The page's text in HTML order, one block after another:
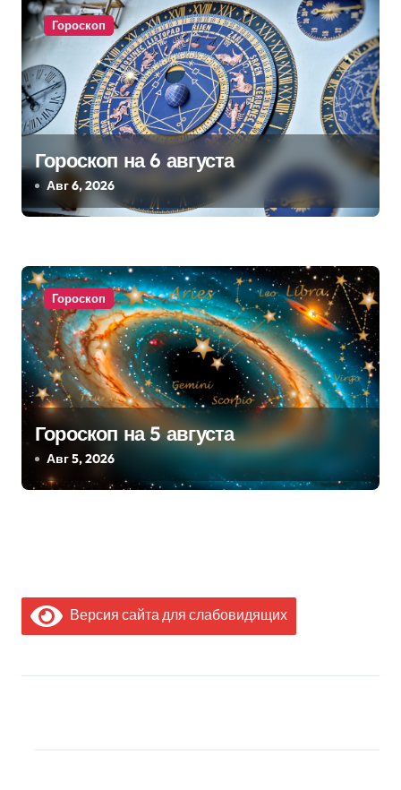
п
и
с
я
м
Гороскоп
Гороскоп на 6 августа
Авг 6, 2026
Гороскоп
Гороскоп на 5 августа
Авг 5, 2026
Версия сайта для слабовидящих